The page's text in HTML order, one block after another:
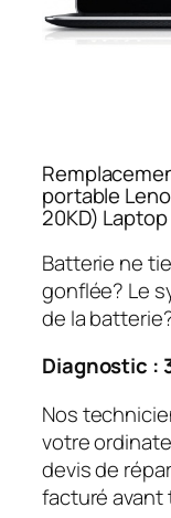
portable
20KD) Laptop
Batterie ne
gonflée? Le
de la
Diagnostic :
Nos
votre
devis de
facturé avant